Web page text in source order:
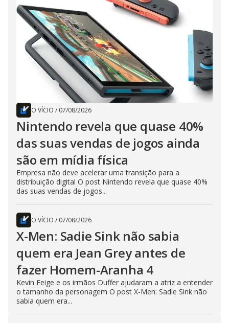
O VÍCIO / 07/08/2026
Nintendo revela que quase 40%
das suas vendas de jogos ainda
são em mídia física
Empresa não deve acelerar uma transição para a
distribuição digital O post Nintendo revela que quase 40%
das suas vendas de jogos...
O VÍCIO / 07/08/2026
X-Men: Sadie Sink não sabia
quem era Jean Grey antes de
fazer Homem-Aranha 4
Kevin Feige e os irmãos Duffer ajudaram a atriz a entender
o tamanho da personagem O post X-Men: Sadie Sink não
sabia quem era...